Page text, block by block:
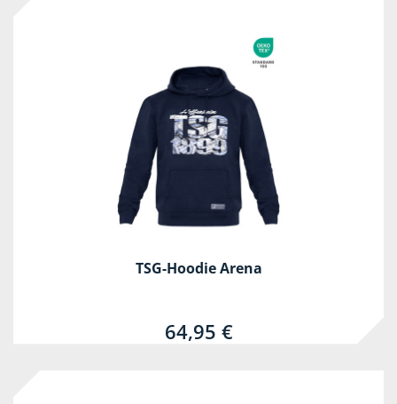
TSG-Hoodie Arena
64,95 €